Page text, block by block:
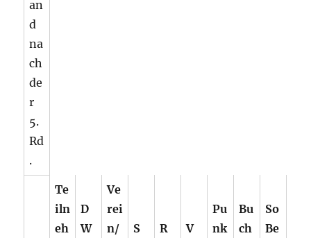
an
d
na
ch
de
r
5.
Rd
.
Te
iln
eh
D
W
Ve
rei
n/
S R V
Pu
nk
Bu
ch
So
Be